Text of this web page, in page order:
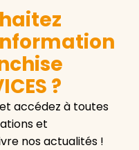
?
accédez à toutes
et
nos actualités !